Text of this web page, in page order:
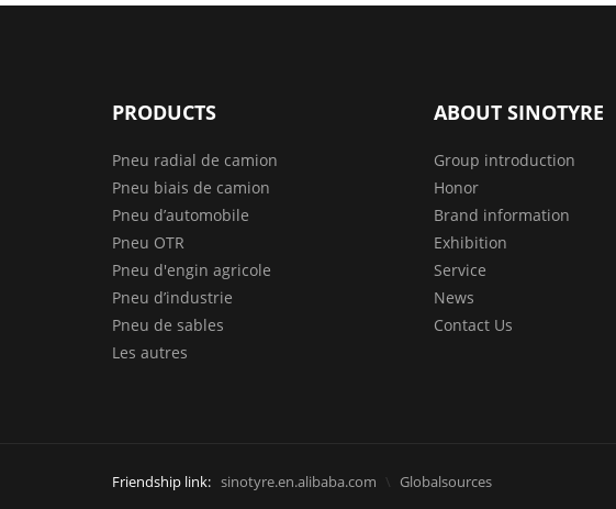
PRODUCTS
Pneu radial de camion
Pneu biais de camion
Pneu d’automobile
Pneu OTR
Pneu d'engin agricole
Pneu d’industrie
Pneu de sables
Les autres
ABOUT SINOTYRE
Group introduction
Honor
Brand information
Exhibition
Service
News
Contact Us
Friendship link: sinotyre.en.alibaba.com Globalsources